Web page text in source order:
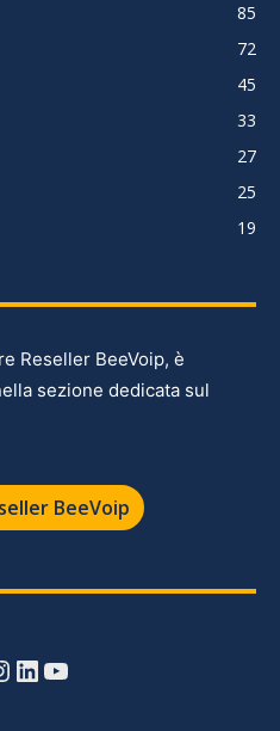
85
72
45
33
27
25
19
Reseller BeeVoip, è
sezione dedicata sul
BeeVoip
LinkedIn
YouTube